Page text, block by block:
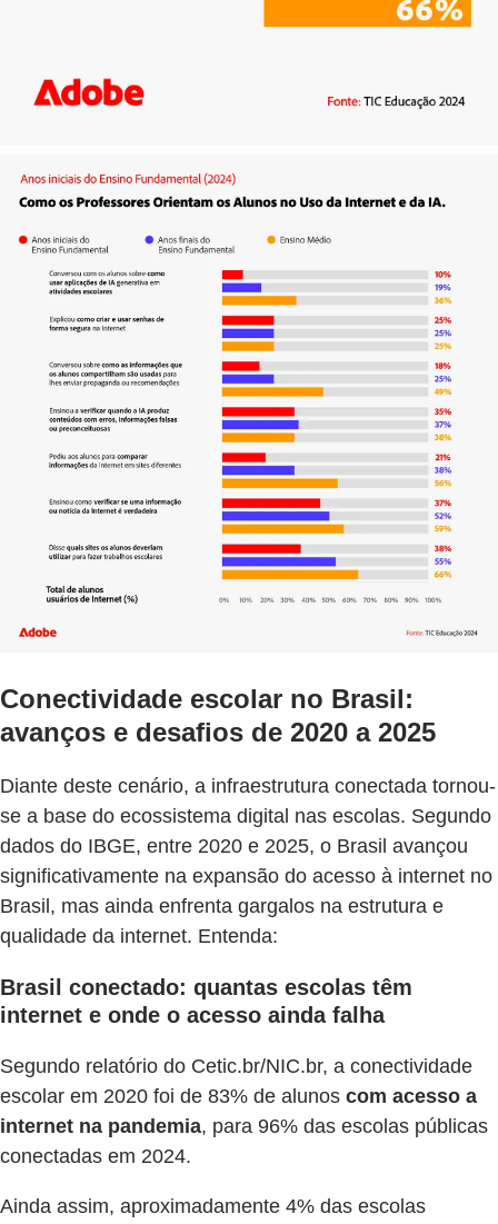
Conectividade escolar no Brasil:
avanços e desafios de 2020 a 2025
Diante deste cenário, a infraestrutura conectada tornou-
se a base do ecossistema digital nas escolas. Segundo
dados do IBGE, entre 2020 e 2025, o Brasil avançou
significativamente na expansão do acesso à internet no
Brasil, mas ainda enfrenta gargalos na estrutura e
qualidade da internet. Entenda:
Brasil conectado: quantas escolas têm
internet e onde o acesso ainda falha
Segundo relatório do Cetic.br/NIC.br, a conectividade
escolar em 2020 foi de 83% de alunos com acesso a
internet na pandemia, para 96% das escolas públicas
conectadas em 2024.
Ainda assim, aproximadamente 4% das escolas